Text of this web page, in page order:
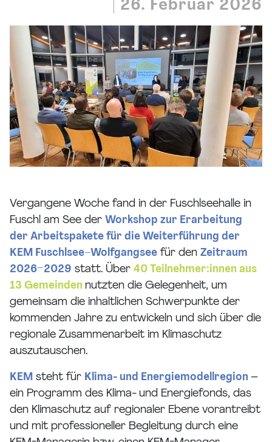
26. Februar 2026
Vergangene Woche fand in der Fuschlseehalle in
Fuschl am See der Workshop zur Erarbeitung
der Arbeitspakete für die Weiterführung der
KEM Fuschlsee–Wolfgangsee für den Zeitraum
2026–2029 statt. Über 40 Teilnehmer:innen aus
13 Gemeinden nutzten die Gelegenheit, um
gemeinsam die inhaltlichen Schwerpunkte der
kommenden Jahre zu entwickeln und sich über die
regionale Zusammenarbeit im Klimaschutz
auszutauschen.
KEM steht für Klima- und Energiemodellregion –
ein Programm des Klima- und Energiefonds, das
den Klimaschutz auf regionaler Ebene vorantreibt
und mit professioneller Begleitung durch eine